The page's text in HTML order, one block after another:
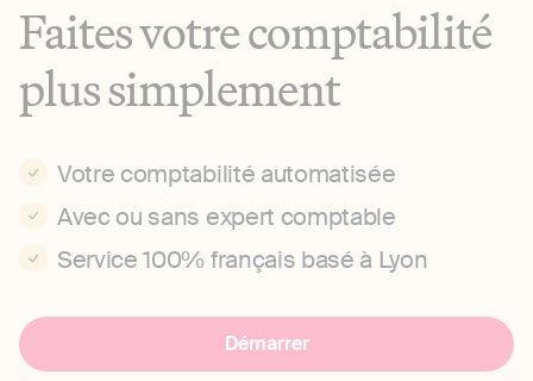
Faites votre comptabilité
plus simplement
Votre comptabilité automatisée
Avec ou sans expert comptable
Service 100% français basé à Lyon
Démarrer